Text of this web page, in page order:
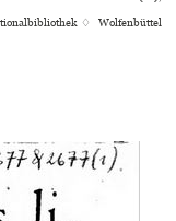
♢ Wolfenbüttel